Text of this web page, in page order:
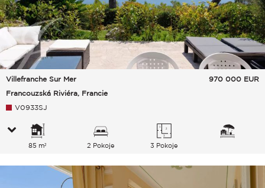
Villefranche Sur Mer
Francouzská Riviéra, Francie
970 000 EUR
V0933SJ
85 m² 2 Pokoje 3 Pokoje